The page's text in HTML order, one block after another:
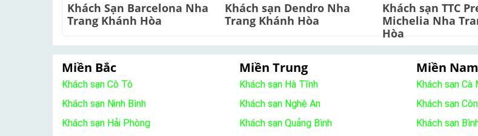
Khách Sạn Barcelona Nha
Trang Khánh Hòa
Khách sạn Dendro Nha
Trang Khánh Hòa
Khách sạn TTC
Michelia Nha
Hòa
Miền Bắc
Khách sạn Cô Tô
Khách sạn Ninh Bình
Khách sạn Hải Phòng
Miền Trung
Khách sạn Hà Tĩnh
Khách sạn Nghệ An
Khách sạn Quảng Bình
Miền Nam
Khách sạn Cà
Khách sạn
Khách sạn